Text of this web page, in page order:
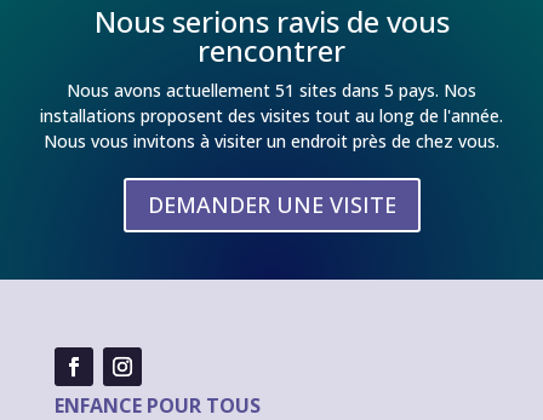
Nous serions ravis de vous
rencontrer
Nous avons actuellement 51 sites dans 5 pays. Nos
installations proposent des visites tout au long de l'année.
Nous vous invitons à visiter un endroit près de chez vous.
DEMANDER UNE VISITE
ENFANCE POUR TOUS